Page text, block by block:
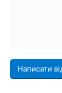
Написати